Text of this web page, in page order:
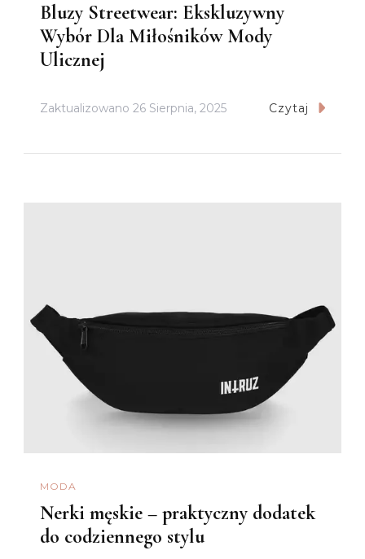
Bluzy Streetwear: Ekskluzywny
Wybór Dla Miłośników Mody
Ulicznej
Zaktualizowano 26 Sierpnia, 2025 Czytaj
MODA
Nerki męskie – praktyczny dodatek
do codziennego stylu